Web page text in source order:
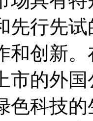
先行先
和创新
市的外
色科技